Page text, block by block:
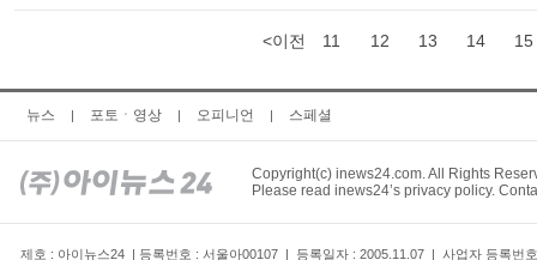
<이전 11 12 13 14 15
뉴스 | 포토ㆍ영상 | 오피니언 | 스페셜
Copyright(c) inews24.com. All Rights
Please read inews24’s privacy policy.
제호 : 아이뉴스24 | 등록번호 : 서울아00107 | 등록일자 : 2005.11.07 | 사업자 등록번